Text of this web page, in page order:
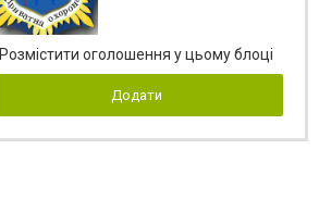
Розмістити оголошення у цьому блоці
Додати